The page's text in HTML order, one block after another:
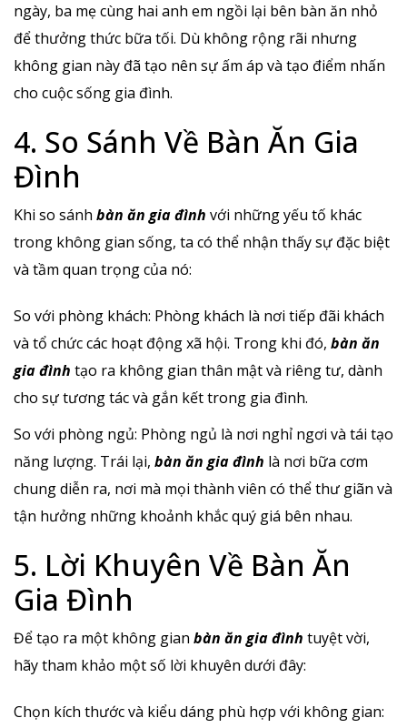
ngày, ba mẹ cùng hai anh em ngồi lại bên bàn ăn nhỏ
để thưởng thức bữa tối. Dù không rộng rãi nhưng
không gian này đã tạo nên sự ấm áp và tạo điểm nhấn
cho cuộc sống gia đình.
4. So Sánh Về Bàn Ăn Gia
Đình
Khi so sánh bàn ăn gia đình với những yếu tố khác
trong không gian sống, ta có thể nhận thấy sự đặc biệt
và tầm quan trọng của nó:
So với phòng khách: Phòng khách là nơi tiếp đãi khách
và tổ chức các hoạt động xã hội. Trong khi đó, bàn ăn
gia đình tạo ra không gian thân mật và riêng tư, dành
cho sự tương tác và gắn kết trong gia đình.
So với phòng ngủ: Phòng ngủ là nơi nghỉ ngơi và tái tạo
năng lượng. Trái lại, bàn ăn gia đình là nơi bữa cơm
chung diễn ra, nơi mà mọi thành viên có thể thư giãn và
tận hưởng những khoảnh khắc quý giá bên nhau.
5. Lời Khuyên Về Bàn Ăn
Gia Đình
Để tạo ra một không gian bàn ăn gia đình tuyệt vời,
hãy tham khảo một số lời khuyên dưới đây:
Chọn kích thước và kiểu dáng phù hợp với không gian: